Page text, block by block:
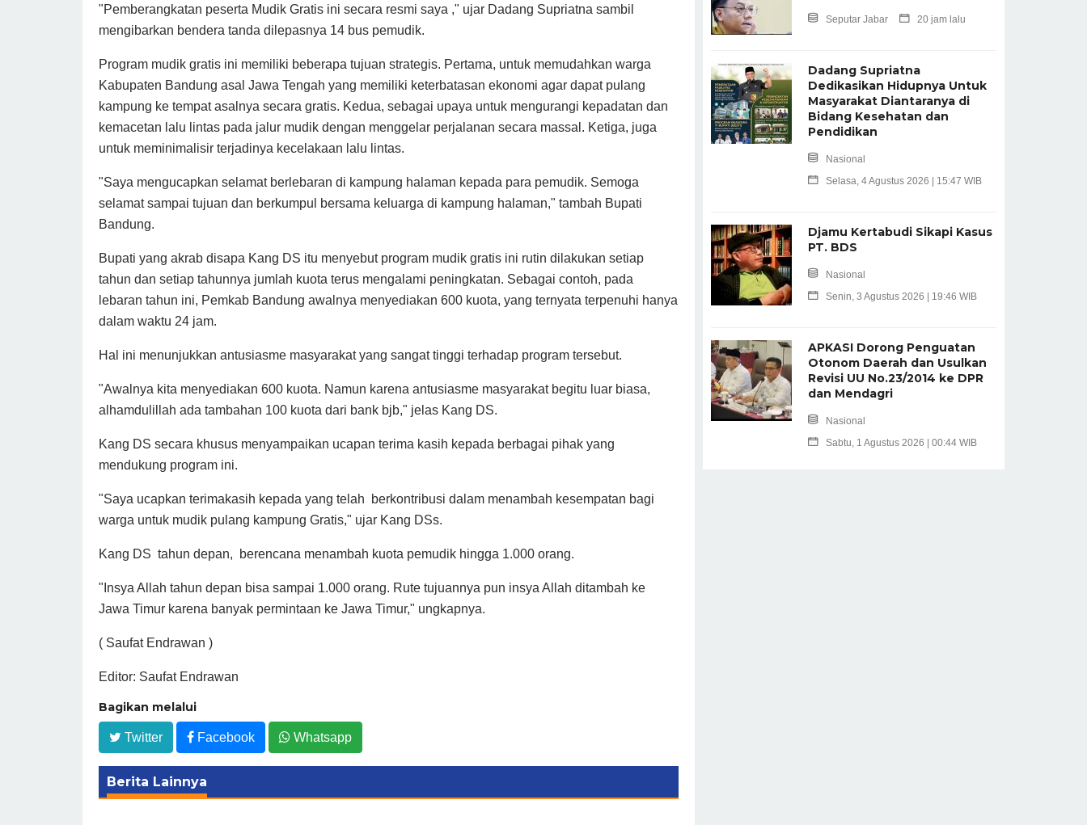
"Pemberangkatan peserta Mudik Gratis ini secara resmi saya ," ujar Dadang Supriatna sambil
mengibarkan bendera tanda dilepasnya 14 bus pemudik.
Program mudik gratis ini memiliki beberapa tujuan strategis. Pertama, untuk memudahkan warga
Kabupaten Bandung asal Jawa Tengah yang memiliki keterbatasan ekonomi agar dapat pulang
kampung ke tempat asalnya secara gratis. Kedua, sebagai upaya untuk mengurangi kepadatan dan
kemacetan lalu lintas pada jalur mudik dengan menggelar perjalanan secara massal. Ketiga, juga
untuk meminimalisir terjadinya kecelakaan lalu lintas.
"Saya mengucapkan selamat berlebaran di kampung halaman kepada para pemudik. Semoga
selamat sampai tujuan dan berkumpul bersama keluarga di kampung halaman," tambah Bupati
Bandung.
Bupati yang akrab disapa Kang DS itu menyebut program mudik gratis ini rutin dilakukan setiap
tahun dan setiap tahunnya jumlah kuota terus mengalami peningkatan. Sebagai contoh, pada
lebaran tahun ini, Pemkab Bandung awalnya menyediakan 600 kuota, yang ternyata terpenuhi hanya
dalam waktu 24 jam.
Hal ini menunjukkan antusiasme masyarakat yang sangat tinggi terhadap program tersebut.
"Awalnya kita menyediakan 600 kuota. Namun karena antusiasme masyarakat begitu luar biasa,
alhamdulillah ada tambahan 100 kuota dari bank bjb," jelas Kang DS.
Kang DS secara khusus menyampaikan ucapan terima kasih kepada berbagai pihak yang
mendukung program ini.
"Saya ucapkan terimakasih kepada yang telah berkontribusi dalam menambah kesempatan bagi
warga untuk mudik pulang kampung Gratis," ujar Kang DSs.
Kang DS tahun depan, berencana menambah kuota pemudik hingga 1.000 orang.
"Insya Allah tahun depan bisa sampai 1.000 orang. Rute tujuannya pun insya Allah ditambah ke
Jawa Timur karena banyak permintaan ke Jawa Timur," ungkapnya.
( Saufat Endrawan )
Editor: Saufat Endrawan
Bagikan melalui
Twitter Facebook Whatsapp
Berita Lainnya
Seputar Jabar 20 jam lalu
Dadang Supriatna
Dedikasikan Hidupnya Untuk
Masyarakat Diantaranya di
Bidang Kesehatan dan
Pendidikan
Nasional
Selasa, 4 Agustus 2026 | 15:47 WIB
Djamu Kertabudi Sikapi Kasus
PT. BDS
Nasional
Senin, 3 Agustus 2026 | 19:46 WIB
APKASI Dorong Penguatan
Otonom Daerah dan Usulkan
Revisi UU No.23/2014 ke DPR
dan Mendagri
Nasional
Sabtu, 1 Agustus 2026 | 00:44 WIB